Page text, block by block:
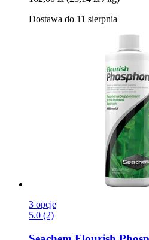
Dostawa do 11 sierpnia
3 opcje
5.0 (2)